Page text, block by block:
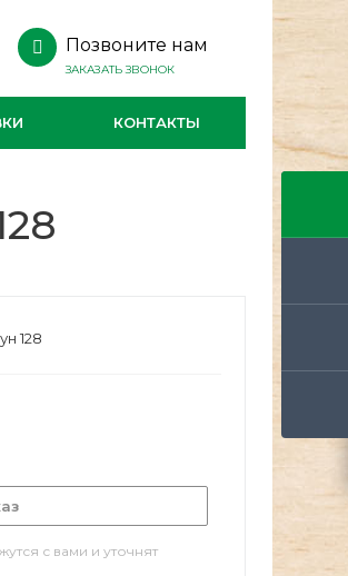
Позвоните нам
ЗАКАЗАТЬ ЗВОНОК
КОНТАКТЫ
128
с вами и уточнят